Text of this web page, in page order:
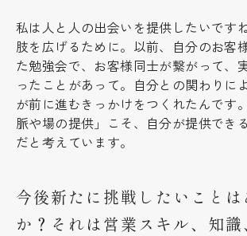
私は人と人の出会いを提供したいです
肢を広げるために。以前、自分のお客
た勉強会で、お客様同士が繋がって、
ったことがあって。自分との関わりに
が前に進むきっかけをつくれたんです
脈や場の提供」こそ、自分が提供でき
だと考えています。
今後新たに挑戦したいことは
か？それは営業スキル、知識